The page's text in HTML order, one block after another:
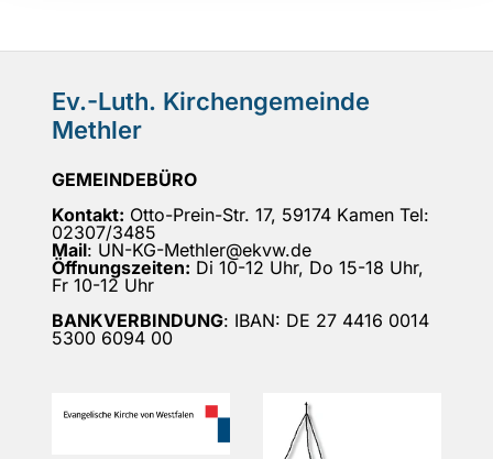
Ev.-Luth. Kirchengemeinde
Methler
GEMEINDEBÜRO
Kontakt: Otto-Prein-Str. 17, 59174 Kamen Tel:
02307/3485
Mail: UN-KG-Methler@ekvw.de
Öffnungszeiten: Di 10-12 Uhr, Do 15-18 Uhr,
Fr 10-12 Uhr
BANKVERBINDUNG: IBAN: DE 27 4416 0014
5300 6094 00